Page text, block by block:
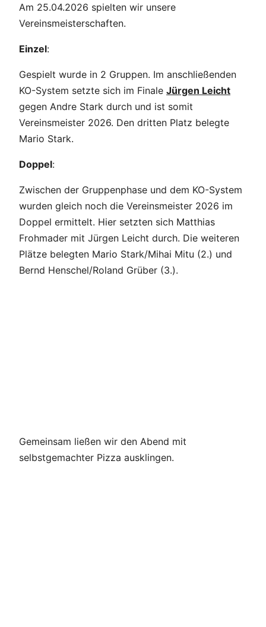
Am 25.04.2026 spielten wir unsere
Vereinsmeisterschaften.
Einzel:
Gespielt wurde in 2 Gruppen. Im anschließenden
KO-System setzte sich im Finale Jürgen Leicht
gegen Andre Stark durch und ist somit
Vereinsmeister 2026. Den dritten Platz belegte
Mario Stark.
Doppel:
Zwischen der Gruppenphase und dem KO-System
wurden gleich noch die Vereinsmeister 2026 im
Doppel ermittelt. Hier setzten sich Matthias
Frohmader mit Jürgen Leicht durch. Die weiteren
Plätze belegten Mario Stark/Mihai Mitu (2.) und
Bernd Henschel/Roland Grüber (3.).
Gemeinsam ließen wir den Abend mit
selbstgemachter Pizza ausklingen.